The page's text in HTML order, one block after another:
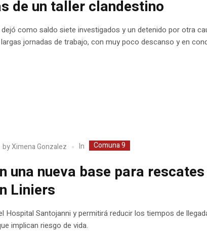
de un taller clandestino
como saldo siete investigados y un detenido por otra
jornadas de trabajo, con muy poco descanso y en
byXimena Gonzalez In Comuna 9
una nueva base para
Liniers
Hospital Santojanni y permitirá reducir los tiempos de
implican riesgo de vida.